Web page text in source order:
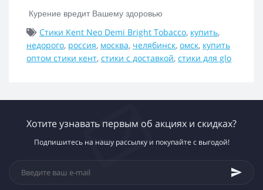
Курение вредит Вашему здоровью
Стики Kent Neo Demi Bright Tobacco, купить,
недорого, россия, москва, челябинск, омск, купить
оптом стики кент, стики с доставкой, стики для glo
Хотите узнавать первым об акциях и скидках?
Подпишитесь на нашу рассылку и покупайте с выгодой!